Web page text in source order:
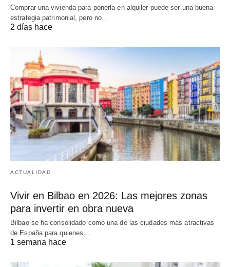
Comprar una vivienda para ponerla en alquiler puede ser una buena
estrategia patrimonial, pero no…
2 días hace
ACTUALIDAD
Vivir en Bilbao en 2026: Las mejores zonas
para invertir en obra nueva
Bilbao se ha consolidado como una de las ciudades más atractivas
de España para quienes…
1 semana hace